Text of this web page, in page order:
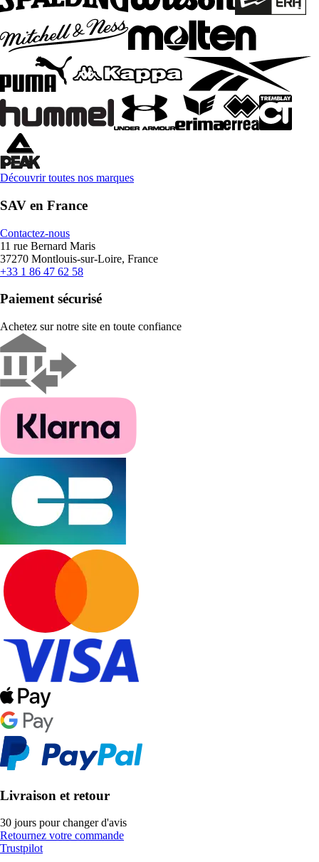
Découvrir toutes nos marques
SAV en France
Contactez-nous
11 rue Bernard Maris
37270 Montlouis-sur-Loire, France
+33 1 86 47 62 58
Paiement sécurisé
Achetez sur notre site en toute confiance
Livraison et retour
30 jours pour changer d'avis
Retournez votre commande
Trustpilot